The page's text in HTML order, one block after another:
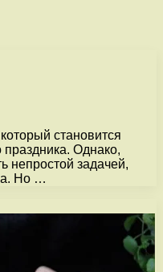
становится
Однако,
непростой задачей,
Но …